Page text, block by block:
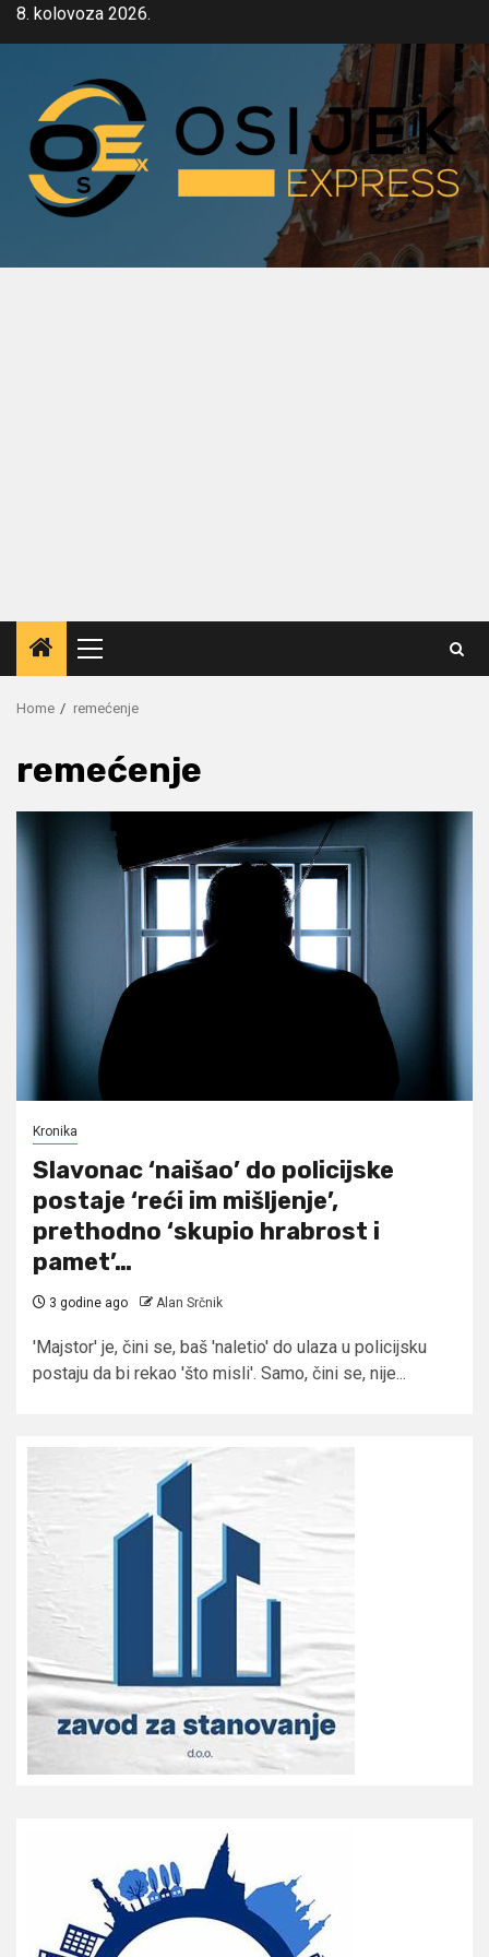
Skip8. kolovoza 2026.
Primary
Menu
Home remećenje
remećenje
Kronika
Slavonac ‘naišao’ do policijske
postaje ‘reći im mišljenje’,
prethodno ‘skupio hrabrost i
pamet’…
3 godine ago Alan Srčnik
'Majstor' je, čini se, baš 'naletio' do ulaza u policijsku
postaju da bi rekao 'što misli'. Samo, čini se, nije...